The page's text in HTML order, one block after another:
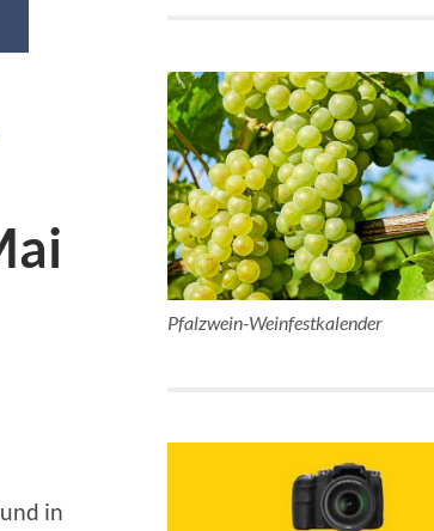
in
Pfalzwein-Weinfestkalender